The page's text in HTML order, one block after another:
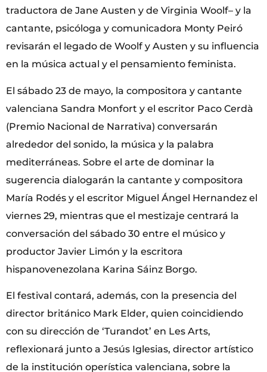
traductora de Jane Austen y de Virginia Woolf– y la
cantante, psicóloga y comunicadora Monty Peiró
revisarán el legado de Woolf y Austen y su influencia
en la música actual y el pensamiento feminista.
El sábado 23 de mayo, la compositora y cantante
valenciana Sandra Monfort y el escritor Paco Cerdà
(Premio Nacional de Narrativa) conversarán
alrededor del sonido, la música y la palabra
mediterráneas. Sobre el arte de dominar la
sugerencia dialogarán la cantante y compositora
María Rodés y el escritor Miguel Ángel Hernandez el
viernes 29, mientras que el mestizaje centrará la
conversación del sábado 30 entre el músico y
productor Javier Limón y la escritora
hispanovenezolana Karina Sáinz Borgo.
El festival contará, además, con la presencia del
director británico Mark Elder, quien coincidiendo
con su dirección de ‘Turandot’ en Les Arts,
reflexionará junto a Jesús Iglesias, director artístico
de la institución operística valenciana, sobre la